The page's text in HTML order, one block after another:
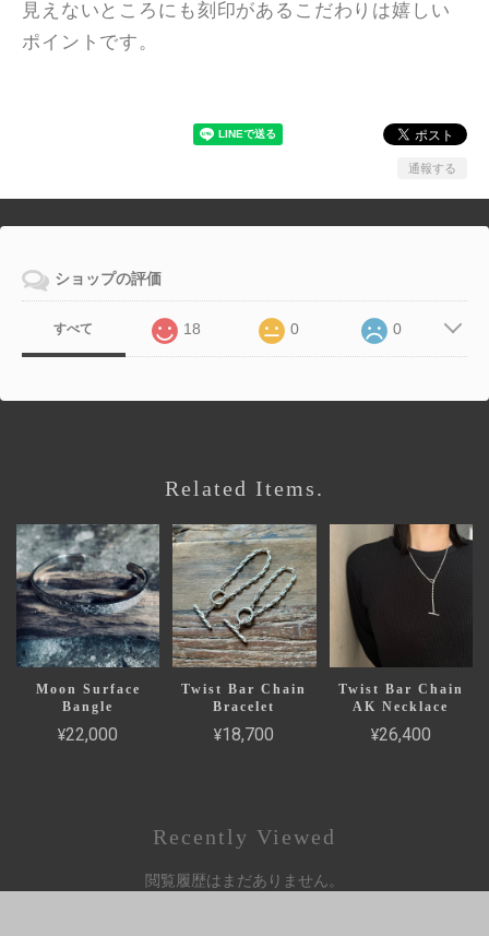
見えないところにも刻印があるこだわりは嬉しい
ポイントです。
通報する
ショップの評価
すべて 18 0 0
Related Items.
Moon Surface
Bangle
¥22,000
Twist Bar Chain
Bracelet
¥18,700
Twist Bar Chain
AK Necklace
¥26,400
Recently Viewed
閲覧履歴はまだありません。